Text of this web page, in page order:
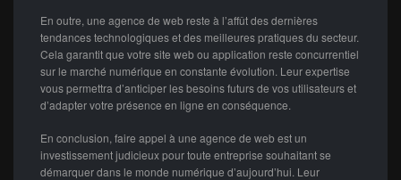
En outre, une agence de web reste à l’affût des dernières
tendances technologiques et des meilleures pratiques du secteur.
Cela garantit que votre site web ou application reste concurrentiel
sur le marché numérique en constante évolution. Leur expertise
vous permettra d’anticiper les besoins futurs de vos utilisateurs et
d’adapter votre présence en ligne en conséquence.
En conclusion, faire appel à une agence de web est un
investissement judicieux pour toute entreprise souhaitant se
démarquer dans le monde numérique d’aujourd’hui. Leur